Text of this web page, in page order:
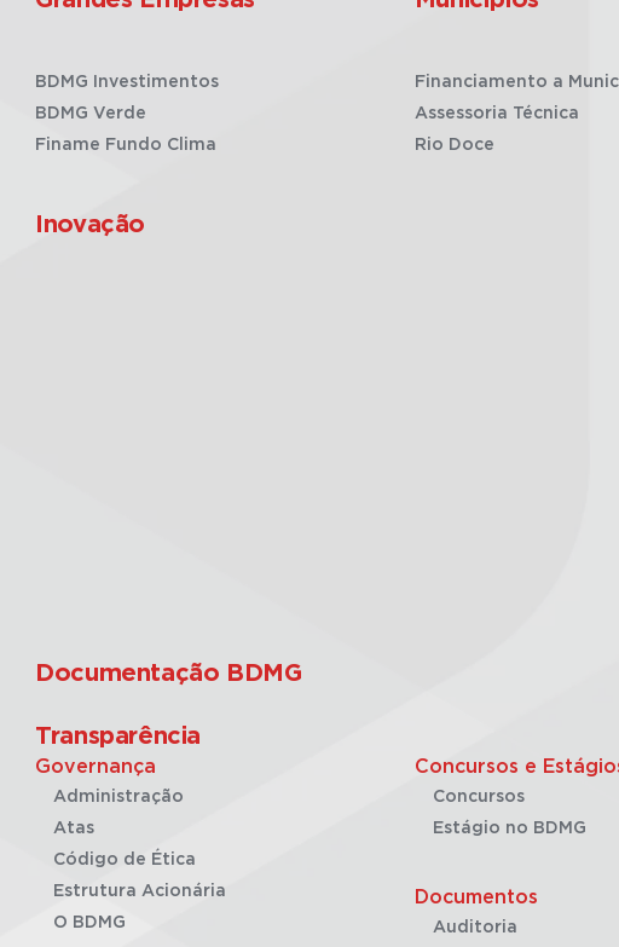
BDMG Investimentos
BDMG Verde
Finame Fundo Clima
Inovação
Financiamento a
Assessoria Técnica
Rio Doce
Documentação BDMG
Transparência
Governança
Administração
Atas
Código de Ética
Estrutura Acionária
O BDMG
Concursos e
Concursos
Estágio no BDMG
Documentos
Auditoria